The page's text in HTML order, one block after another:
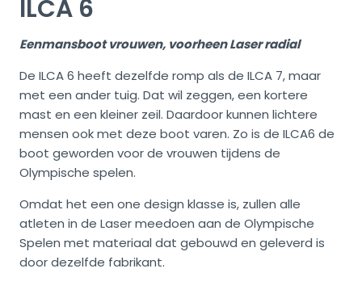
ILCA 6
Eenmansboot vrouwen, voorheen Laser radial
De ILCA 6 heeft dezelfde romp als de ILCA 7, maar
met een ander tuig. Dat wil zeggen, een kortere
mast en een kleiner zeil. Daardoor kunnen lichtere
mensen ook met deze boot varen. Zo is de ILCA6 de
boot geworden voor de vrouwen tijdens de
Olympische spelen.
Omdat het een one design klasse is, zullen alle
atleten in de Laser meedoen aan de Olympische
Spelen met materiaal dat gebouwd en geleverd is
door dezelfde fabrikant.